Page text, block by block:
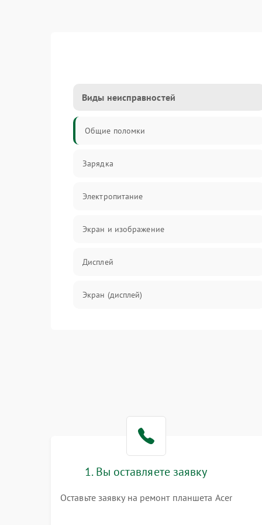
Виды неисправностей
Общие поломки
Зарядка
Электропитание
Экран и изображение
Дисплей
Экран (дисплей)
Влага и механические повреждения
Сеть и интернет
1. Вы оставляете заявку
Оставьте заявку на ремонт планшета Acer